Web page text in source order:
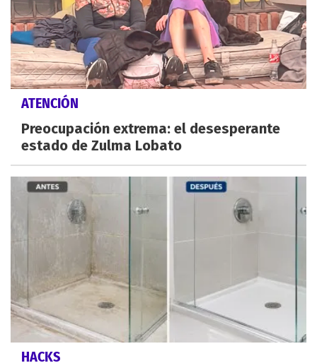
ATENCIÓN
Preocupación extrema: el desesperante
estado de Zulma Lobato
HACKS